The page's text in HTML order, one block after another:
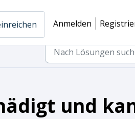
Anmelden
und